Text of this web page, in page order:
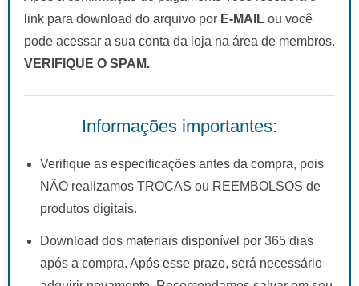
link para download do arquivo por E-MAIL ou você
pode acessar a sua conta da loja na área de membros.
VERIFIQUE O SPAM.
Informações importantes:
Verifique as especificações antes da compra, pois
NÃO realizamos TROCAS ou REEMBOLSOS de
produtos digitais.
Download dos materiais disponível por 365 dias
após a compra. Após esse prazo, será necessário